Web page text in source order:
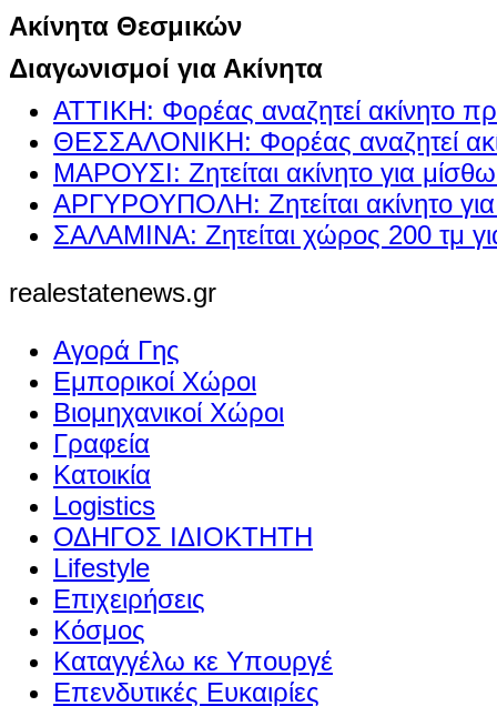
Ακίνητα Θεσμικών
Διαγωνισμοί για Ακίνητα
ΑΤΤΙΚΗ: Φορέας αναζητεί ακίνητο
ΘΕΣΣΑΛΟΝΙΚΗ: Φορέας αναζητεί
ΜΑΡΟΥΣΙ: Ζητείται ακίνητο για
ΑΡΓΥΡΟΥΠΟΛΗ: Ζητείται ακίνητο
ΣΑΛΑΜΙΝΑ: Ζητείται χώρος 200 τμ
realestatenews.gr
Αγορά Γης
Εμπορικοί Χώροι
Βιομηχανικοί Χώροι
Γραφεία
Κατοικία
Logistics
ΟΔΗΓΟΣ ΙΔΙΟΚΤΗΤΗ
Lifestyle
Επιχειρήσεις
Κόσμος
Καταγγέλω κε Υπουργέ
Επενδυτικές Ευκαιρίες